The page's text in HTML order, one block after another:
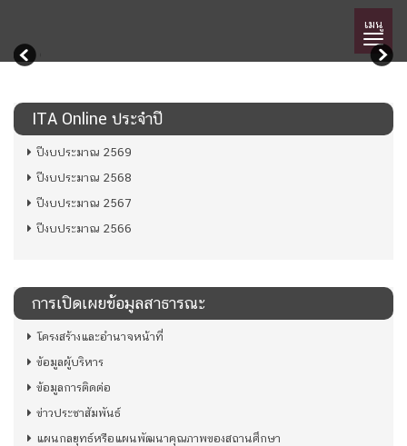
เมนู
ITA Online ประจำปี
ปีงบประมาณ 2569
ปีงบประมาณ 2568
ปีงบประมาณ 2567
ปีงบประมาณ 2566
การเปิดเผยข้อมูลสาธารณะ
โครงสร้างและอำนาจหน้าที่
ข้อมูลผู้บริหาร
ข้อมูลการติดต่อ
ข่าวประชาสัมพันธ์
แผนกลยุทธ์หรือแผนพัฒนาคุณภาพของสถานศึกษา